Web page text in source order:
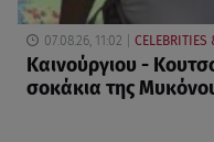
07.08.26, 11:02
Καινούργιου -
σοκάκια της